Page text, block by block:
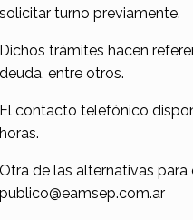
solicitar turno previamente.
Dichos trámites hacen
deuda, entre otros.
El contacto telefónico
horas.
Otra de las alternativas
publico@eamsep.com.ar